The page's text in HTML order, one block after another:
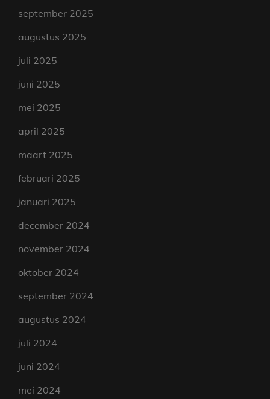
september 2025
augustus 2025
juli 2025
juni 2025
mei 2025
april 2025
maart 2025
februari 2025
januari 2025
december 2024
november 2024
oktober 2024
september 2024
augustus 2024
juli 2024
juni 2024
mei 2024